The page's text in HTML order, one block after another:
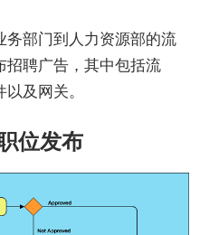
务部门到人力资源部的流
招聘广告，其中包括流
及网关。
位发布